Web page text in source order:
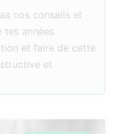
nos conseils et
tes années
et faire de cette
et